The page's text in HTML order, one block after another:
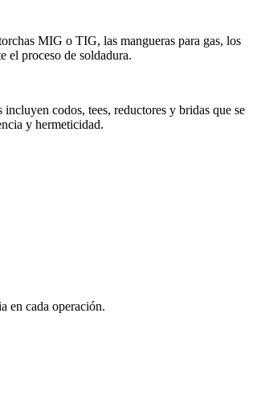
MIG o TIG, las mangueras para gas, los
el proceso de soldadura.
codos, tees, reductores y bridas que se
y hermeticidad.
en cada operación.